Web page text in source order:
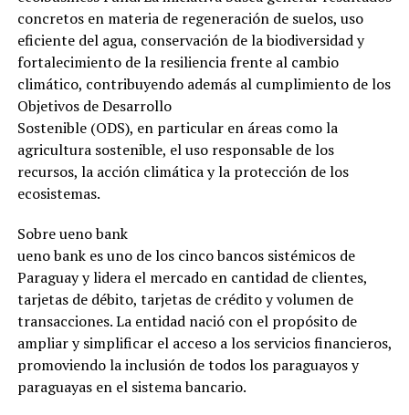
concretos en materia de regeneración de suelos, uso
eficiente del agua, conservación de la biodiversidad y
fortalecimiento de la resiliencia frente al cambio
climático, contribuyendo además al cumplimiento de los
Objetivos de Desarrollo
Sostenible (ODS), en particular en áreas como la
agricultura sostenible, el uso responsable de los
recursos, la acción climática y la protección de los
ecosistemas.
Sobre ueno bank
ueno bank es uno de los cinco bancos sistémicos de
Paraguay y lidera el mercado en cantidad de clientes,
tarjetas de débito, tarjetas de crédito y volumen de
transacciones. La entidad nació con el propósito de
ampliar y simplificar el acceso a los servicios financieros,
promoviendo la inclusión de todos los paraguayos y
paraguayas en el sistema bancario.